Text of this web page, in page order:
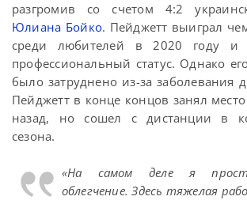
разгромив со счетом 4:2
Юлиана Бойко. Пейджетт выиграл
среди любителей в 2020 году и
профессиональный статус. Однако
было затруднено из-за заболевания
Пейджетт в конце концов занял
назад, но сошел с дистанции в
сезона.
«На самом деле я
облегчение. Здесь тяжелая